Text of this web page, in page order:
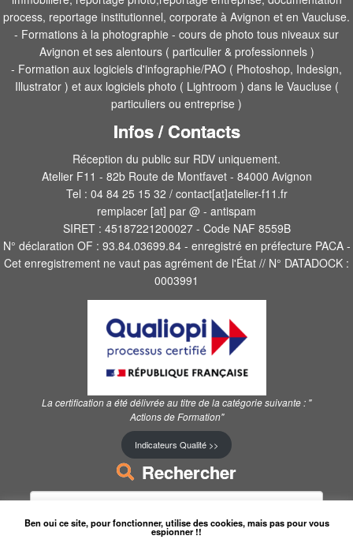
process, reportage institutionnel, corporate à Avignon et en Vaucluse.
- Formations à la photographie - cours de photo tous niveaux sur
Avignon et ses alentours ( particulier & professionnels )
- Formation aux logiciels d'infographie/PAO ( Photoshop, Indesign,
Illustrator ) et aux logiciels photo ( Lightroom ) dans le Vaucluse (
particuliers ou entreprise )
Infos / Contacts
Réception du public sur RDV uniquement.
Atelier F11 - 82b Route de Montfavet - 84000 Avignon
Tel : 04 84 25 15 32 / contact[at]atelier-f11.fr
remplacer [at] par @ - antispam
SIRET : 45187221200027 - Code NAF 8559B
N° déclaration OF : 93.84.03699.84 - enregistré en préfecture PACA -
Cet enregistrement ne vaut pas agrément de l'État // N° DATADOCK :
0003991
La certification a été délivrée au titre de la catégorie suivante : "
Actions de Formation"
Indicateurs Qualité >>
Rechercher
Rechercher :
Ben oui ce site, pour fonctionner, utilise des cookies, mais pas pour vous
espionner !!